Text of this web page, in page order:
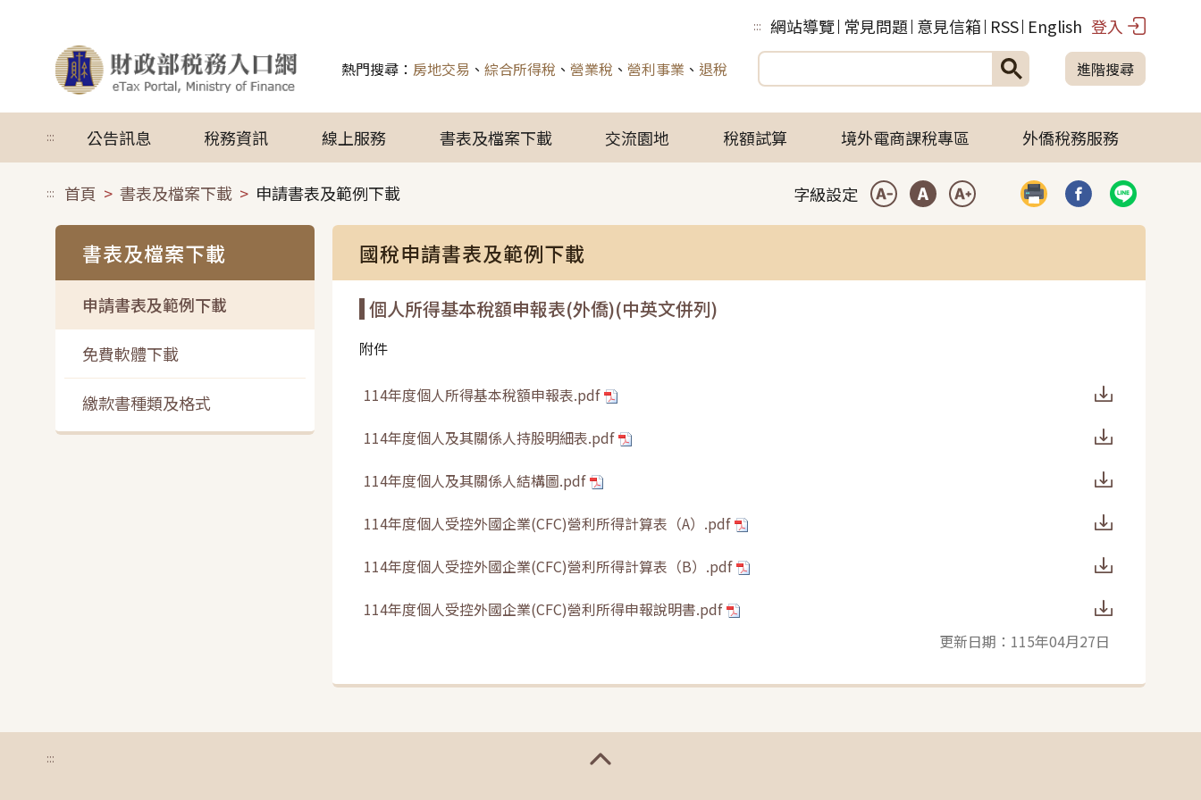
::: 網站導覽 常見問題 意見信箱 RSS English 登入
熱門搜尋： 房地交易 、 綜合所得稅 、 營業稅 、 營利事業 、 退稅 進階搜尋
::: 公告訊息 稅務資訊 線上服務 書表及檔案下載 交流園地 稅額試算 境外電商課稅專區 外僑稅務服務
::: 首頁 書表及檔案下載 申請書表及範例下載 字級設定
小型字中型字大型字 列印 分享到臉書(開啟
分享到
書表及檔案下載
申請書表及範例下載
免費軟體下載
繳款書種類及格式
國稅申請書表及範例下載
個人所得基本稅額申報表(外僑)(中英文併列)
附件
114年度個人所得基本稅額申報表.pdf
114年度個人及其關係人持股明細表.pdf
114年度個人及其關係人結構圖.pdf
114年度個人受控外國企業(CFC)營利所得計算表（A）.pdf
114年度個人受控外國企業(CFC)營利所得計算表（B）.pdf
114年度個人受控外國企業(CFC)營利所得申報說明書.pdf
更新日期：115年04月27日
:::